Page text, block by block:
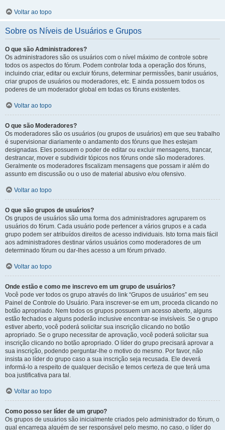
Voltar ao topo
Sobre os Níveis de Usuários e Grupos
O que são Administradores?
Os administradores são os usuários com o nível máximo de controle sobre
todos os aspectos do fórum. Podem controlar toda a operação dos fóruns,
incluindo criar, editar ou excluir fóruns, determinar permissões, banir usuários,
criar grupos de usuários ou moderadores, etc. E ainda possuem todos os
poderes de um moderador global em todas os fóruns existentes.
Voltar ao topo
O que são Moderadores?
Os moderadores são os usuários (ou grupos de usuários) em que seu trabalho
é supervisionar diariamente o andamento dos fóruns que lhes estejam
designadas. Eles possuem o poder de editar ou excluir mensagens, trancar,
destrancar, mover e subdividir tópicos nos fóruns onde são moderadores.
Geralmente os moderadores fiscalizam mensagens que possam ir além do
assunto em discussão ou o uso de material abusivo e/ou ofensivo.
Voltar ao topo
O que são grupos de usuários?
Os grupos de usuários são uma forma dos administradores agruparem os
usuários do fórum. Cada usuário pode pertencer a vários grupos e a cada
grupo podem ser atribuídos direitos de acesso individuais. Isto torna mais fácil
aos administradores destinar vários usuários como moderadores de um
determinado fórum ou dar-lhes acesso a um fórum privado.
Voltar ao topo
Onde estão e como me inscrevo em um grupo de usuários?
Você pode ver todos os grupo através do link “Grupos de usuários” em seu
Painel de Controle do Usuário. Para inscrever-se em um, proceda clicando no
botão apropriado. Nem todos os grupos possuem um acesso aberto, alguns
estão fechados e alguns poderão inclusive encontrar-se invisíveis. Se o grupo
estiver aberto, você poderá solicitar sua inscrição clicando no botão
apropriado. Se o grupo necessitar de aprovação, você poderá solicitar sua
inscrição clicando no botão apropriado. O líder do grupo precisará aprovar a
sua inscrição, podendo perguntar-lhe o motivo do mesmo. Por favor, não
insista ao líder do grupo caso a sua inscrição seja recusada. Ele deverá
informá-lo a respeito de qualquer decisão e temos certeza de que terá uma
boa justificativa para tal.
Voltar ao topo
Como posso ser líder de um grupo?
Os grupos de usuários são inicialmente criados pelo administrador do fórum, o
qual encarrega alguém de ser responsável pelo mesmo, no caso, o líder do